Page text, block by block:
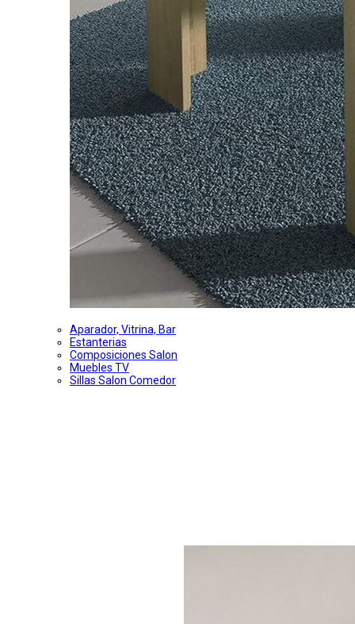
Aparador, Vitrina, Bar
Estanterias
Composiciones Salon
Muebles TV
Sillas Salon Comedor